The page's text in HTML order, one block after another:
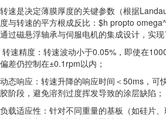
转速是决定薄膜厚度的关键参数（根据
度与转速的平方根成反比：$h propto
通过磁悬浮轴承与伺服电机的集成设计，实
转速精度：转速波动小于0.05%，即使在
偏差仍控制在±0.1rpm以内；
动态响应：转速升降的响应时间＜50ms，可
胶阶段，避免溶剂过度挥发导致的涂层缺陷；
负载适应性：针对不同重量的基板（如硅片